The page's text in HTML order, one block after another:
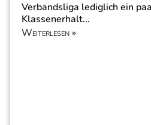
Verbandsliga lediglich ein
Klassenerhalt...
Weiterlesen »